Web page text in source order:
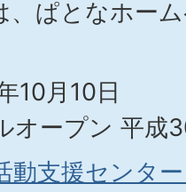
、ぱとなホー
10月10日
オープン 平成
動支援センタ